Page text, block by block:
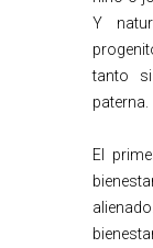
Y
tanto
paterna.
El